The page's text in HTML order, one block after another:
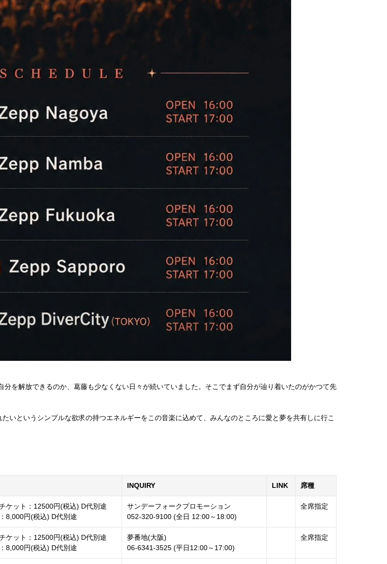
を解放できるのか、葛藤も少なくない日々が続いていました。そこでまず自分が辿り着いたのがかつて先
いというシンプルな欲求の持つエネルギーをこの音楽に込めて、みんなのところに愛と夢を共有しに行こ
INQUIRY LINK 席種
ケット：12500円(税込) D代別途
8,000円(税込) D代別途
サンデーフォークプロモーション
052-320-9100 (全日 12:00～18:00)
全席指定
ケット：12500円(税込) D代別途
8,000円(税込) D代別途
夢番地(大阪)
06-6341-3525 (平日12:00～17:00)
全席指定